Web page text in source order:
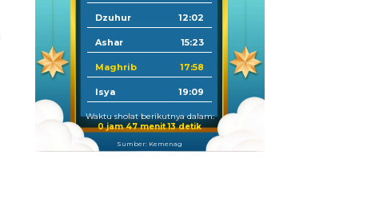
Dzuhur 12:02
Ashar 15:23
Maghrib 17:58
Isya 19:09
Waktu sholat berikutnya dalam:
0 jam 47 menit 12 detik
Sumber: Kemenag